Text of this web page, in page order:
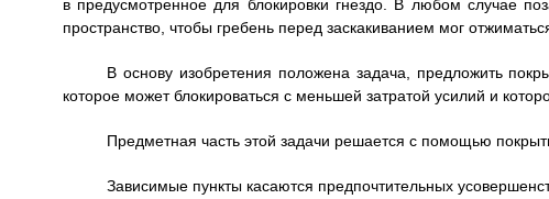
в предусмотренное для блокировки гнездо. В любом случае
пространство, чтобы гребень перед заскакиванием мог
В основу изобретения положена задача, предложить
которое может блокироваться с меньшей затратой усилий и
Предметная часть этой задачи решается с помощью
Зависимые пункты касаются предпочтительных